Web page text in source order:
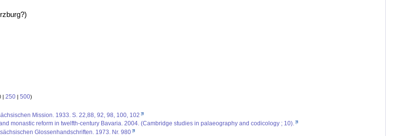
| 250 | 500)
Mission. 1933. S. 22,88, 92, 98, 100, 102
monastic reform in twelfth-century Bavaria. 2004. (Cambridge studies in palaeography and codicology ; 10).
Glossenhandschriften. 1973. Nr. 980